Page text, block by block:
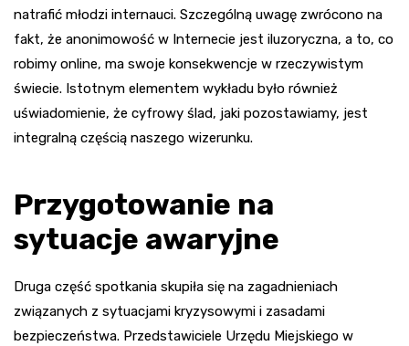
natrafić młodzi internauci. Szczególną uwagę zwrócono na
fakt, że anonimowość w Internecie jest iluzoryczna, a to, co
robimy online, ma swoje konsekwencje w rzeczywistym
świecie. Istotnym elementem wykładu było również
uświadomienie, że cyfrowy ślad, jaki pozostawiamy, jest
integralną częścią naszego wizerunku.
Przygotowanie na
sytuacje awaryjne
Druga część spotkania skupiła się na zagadnieniach
związanych z sytuacjami kryzysowymi i zasadami
bezpieczeństwa. Przedstawiciele Urzędu Miejskiego w